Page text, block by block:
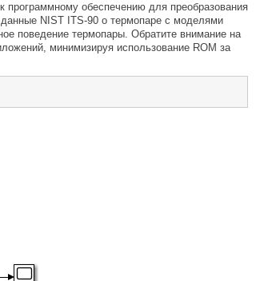
программному обеспечению для преобразования
данные NIST ITS-90 о термопаре с моделями
поведение термопары. Обратите внимание на
минимизируя использование ROM за